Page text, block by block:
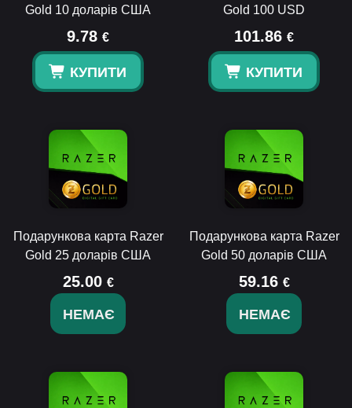
Gold 10 доларів США
9.78 €
КУПИТИ
Gold 100 USD
101.86 €
КУПИТИ
Подарункова карта Razer
Gold 25 доларів США
25.00 €
НЕМАЄ
Подарункова карта Razer
Gold 50 доларів США
59.16 €
НЕМАЄ